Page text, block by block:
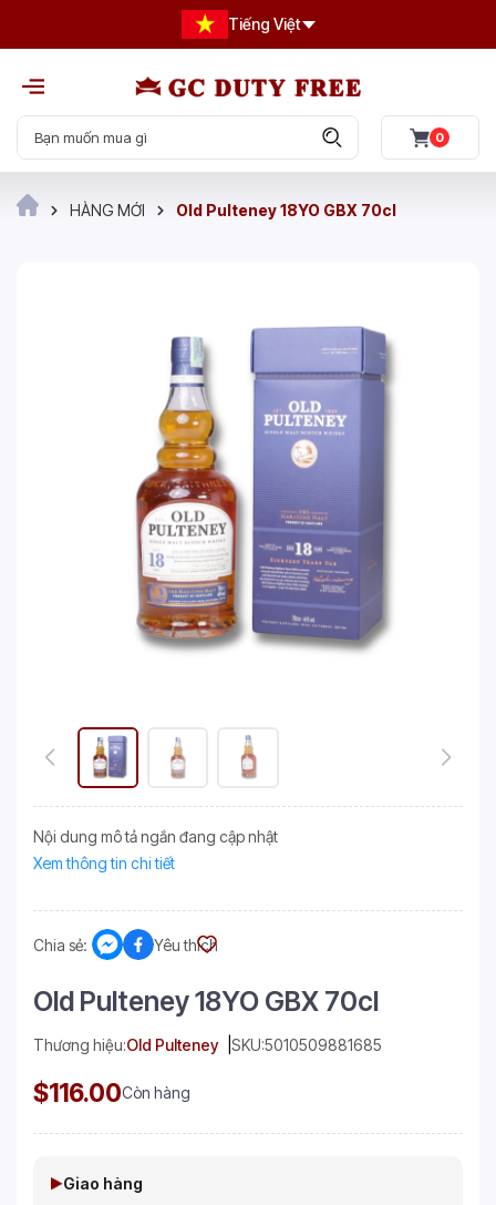
Tiếng Việt
0
HÀNG MỚI Old Pulteney 18YO GBX 70cl
Nội dung mô tả ngắn đang cập nhật
Xem thông tin chi tiết
Chia sẻ: Yêu thích
Old Pulteney 18YO GBX 70cl
Thương hiệu:Old Pulteney SKU:5010509881685
$116.00Còn hàng
Giao hàng